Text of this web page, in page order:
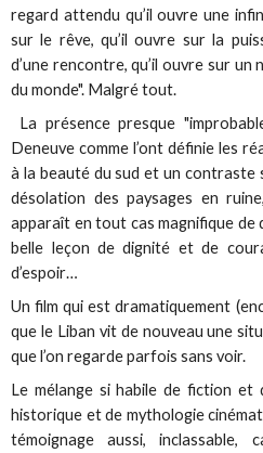
regard attendu qu’il ouvre une
sur le rêve, qu’il ouvre sur la
d’une rencontre, qu’il ouvre sur
du monde". Malgré tout.
La présence presque
Deneuve comme l’ont définie les
à la beauté du sud et un contraste
désolation des paysages en
apparaît en tout cas magnifique de
belle leçon de dignité et de
d’espoir…
Un film qui est dramatiquement
que le Liban vit de nouveau une
que l’on regarde parfois sans voir.
Le mélange si habile de fiction et
historique et de mythologie
témoignage aussi, inclassable,